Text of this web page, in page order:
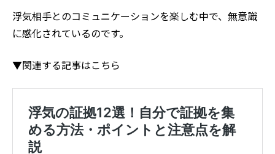
浮気相手とのコミュニケーションを楽しむ中で、無意識
に感化されているのです。
▼関連する記事はこちら